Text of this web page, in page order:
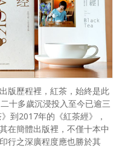
版歷程裡，紅茶，始終是此
十多歲沉浸投入至今已逾三
到2017年的《紅茶經》，
在簡體出版裡，不僅十本中
行之深廣程度應也勝於其